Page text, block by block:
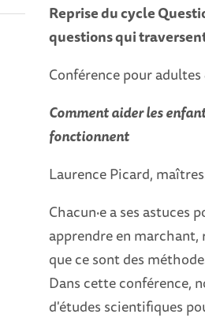
Reprise du cycle
questions qui
Conférence pour adultes
Comment aider les
fonctionnent
Laurence Picard,
Chacun·e a ses
apprendre en
que ce sont des
Dans cette conférence,
d'études scientifiques